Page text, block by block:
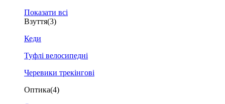
Показати всі
Взуття(3)
Кеди
Туфлі велосипедні
Черевики трекінгові
Оптика(4)